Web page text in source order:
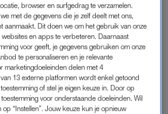
is bij vroege ontdekking goed
voor bij ouderen
plaveiselcarcinoom wordt
gesteld. “Beide vormen ontstaan
browser en surfgedrag te verzamelen.
met de gegevens die je zelf deelt met ons,
aanmaakt. Dit doen we om het gebruik van onze
en apps te verbeteren. Daarnaast
voor geeft, je gegevens gebruiken om onze
te personaliseren en je relevante
marketingdoeleinden delen met 4
13 externe platformen wordt enkel getoond
of stel je eigen keuze in. Door op
voor onderstaande doeleinden. Wil
“Instellen”. Jouw keuze kun je opnieuw